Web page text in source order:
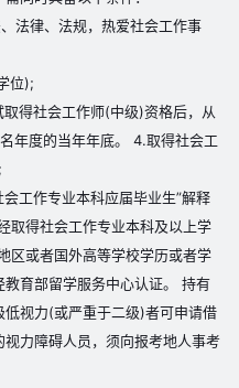
法律、法规，热爱社会工作事
位);
得社会工作师(中级)资格后，从
年度的当年年底。 4.取得社会工
工作专业本科应届毕业生”解释
取得社会工作专业本科及以上学
区或者国外高等学校学历或者学
育部留学服务中心认证。 持有
视力(或严重于二级)者可申请借
力障碍人员，须向报考地人事考